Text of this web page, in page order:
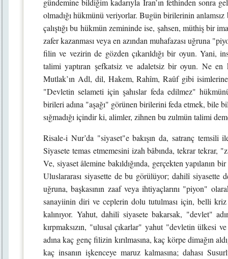
gündemine bildiğim kadarıyla İran’ın fethinden sonra
olmadığı hükmünü veriyorlar. Bugün birilerinin
çalıştığı bu hükmün zemininde ise, şahsen, müthiş bir
zafer kazanması veya en azından muhafazası uğruna
filin ve vezirin de gözden çıkarıldığı bir oyun. Yani,
talimi yaptıran şefkatsiz ve adaletsiz bir oyun. Ne
Mutlak’ın Adl, dil, Hakem, Rahîm, Raûf gibi isimlerine
"Devletin selameti için şahıslar feda edilmez"
birileri adına "aşağı" görünen birilerini feda etmek, bile
sığmadığı içindir ki, alimler, zihnen bu zulmün talimi
Risale-i Nur’da "siyaset"e bakışın da, satranç temsili
Siyasete temas etmemesini izah bâbında, tekrar tekrar,
Ve, siyaset âlemine bakıldığında, gerçekten yapılanın
Uluslararası siyasette de bu görülüyor; dahilî siyasette
uğruna, başkasının zaaf veya ihtiyaçlarını "piyon"
sanayiinin diri ve ceplerin dolu tutulması için, belli kriz
kalınıyor. Yahut, dahilî siyasete bakarsak, "devlet"
kırpmaksızın, "ulusal çıkarlar" yahut "devletin
adına kaç genç filizin kırılmasına, kaç körpe dimağın
kaç insanın işkenceye maruz kalmasına; dahası